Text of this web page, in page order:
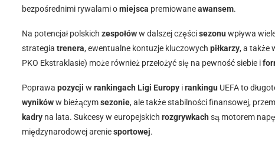
bezpośrednimi rywalami omiejsca premiowaneawansem.
Na potencjał polskich zespołóww dalszej częścisezonu wpływa
strategia trenera, ewentualne kontuzje kluczowych piłkarzy, a także
PKO Ekstraklasie) może również przełożyć się na pewność siebie i
Poprawa pozycji w rankingach Ligi Europy irankingu UEFA to
wynikóww bieżącymsezonie, ale także stabilności finansowej,
kadry na lata. Sukcesy w europejskich rozgrywkach są motorem
międzynarodowej areniesportowej.